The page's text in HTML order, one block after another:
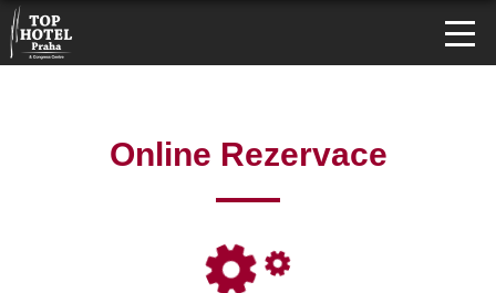
Online Rezervace